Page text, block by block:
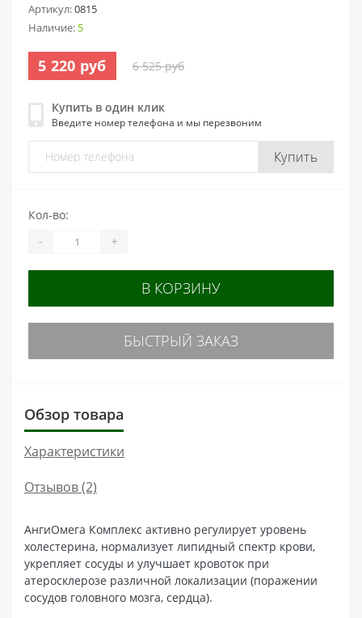
Артикул:0815
Наличие: 5
5 220 руб 6 525 руб
Купить в один клик
Введите номер телефона и мы перезвоним
Купить
Кол-во:
- +
В КОРЗИНУ
БЫСТРЫЙ ЗАКАЗ
Обзор товара
Характеристики
Отзывов (2)
АнгиОмега Комплекс активно регулирует уровень
холестерина, нормализует липидный спектр крови,
укрепляет сосуды и улучшает кровоток при
атеросклерозе различной локализации (поражении
сосудов головного мозга, сердца).